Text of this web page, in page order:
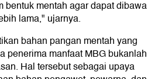
bentuk mentah agar dapat dibawa
lama," ujarnya.
bahan pangan mentah yang
penerima manfaat MBG bukanlah
Hal tersebut sebagai upaya